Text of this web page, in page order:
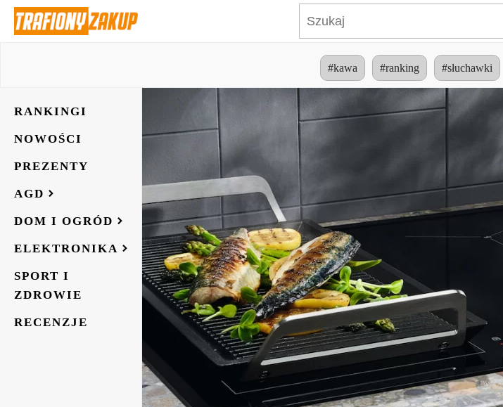
#kawa #ranking #słuchawki
RANKINGI
NOWOŚCI
PREZENTY
AGD
DOM I OGRÓD
ELEKTRONIKA
SPORT I
ZDROWIE
RECENZJE